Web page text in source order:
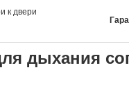
к двери
дыхания